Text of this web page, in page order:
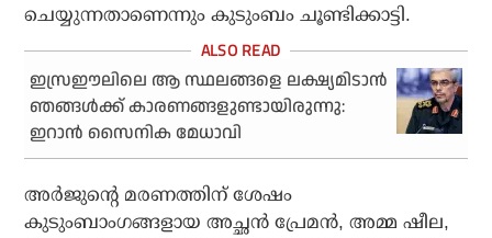
ചെയ്യുന്നതാണെന്നും കുടുംബം ചൂണ്ടിക്കാട്ടി.
ഇസ്രഈലിലെ ആ സ്ഥലങ്ങളെ ലക്ഷ്യമിടാന്‍
ഞങ്ങള്‍ക്ക്‌ കാരണങ്ങളുണ്ടായിരുന്നു:
ഇറാന്‍ സൈനിക മേധാവി
അര്‍ജുന്റെ മരണത്തിന് ശേഷം
കുടുംബാംഗങ്ങളായ അച്ഛന്‍ പ്രേമന്‍, അമ്മ ഷീല,